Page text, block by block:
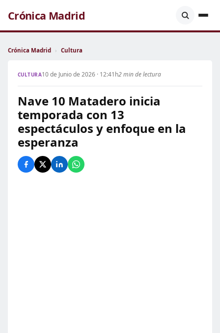
Crónica Madrid
Crónica Madrid › Cultura
CULTURA10 de Junio de 2026 · 12:41h2 min de lectura
Nave 10 Matadero inicia
temporada con 13
espectáculos y enfoque en la
esperanza